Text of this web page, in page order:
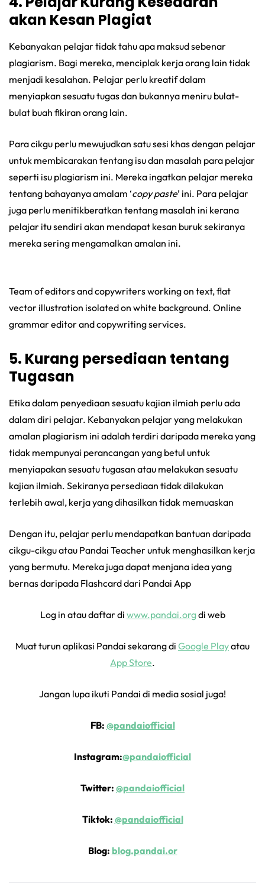
akan Kesan Plagiat
Kebanyakan pelajar tidak tahu apa maksud sebenar
plagiarism. Bagi mereka, menciplak kerja orang lain tidak
menjadi kesalahan. Pelajar perlu kreatif dalam
menyiapkan sesuatu tugas dan bukannya meniru bulat-
bulat buah fikiran orang lain.
Para cikgu perlu mewujudkan satu sesi khas dengan pelajar
untuk membicarakan tentang isu dan masalah para pelajar
seperti isu plagiarism ini. Mereka ingatkan pelajar mereka
tentang bahayanya amalam ‘copy paste’ ini. Para pelajar
juga perlu menitikberatkan tentang masalah ini kerana
pelajar itu sendiri akan mendapat kesan buruk sekiranya
mereka sering mengamalkan amalan ini.
Team of editors and copywriters working on text, flat
vector illustration isolated on white background. Online
grammar editor and copywriting services.
5. Kurang persediaan tentang
Tugasan
Etika dalam penyediaan sesuatu kajian ilmiah perlu ada
dalam diri pelajar. Kebanyakan pelajar yang melakukan
amalan plagiarism ini adalah terdiri daripada mereka yang
tidak mempunyai perancangan yang betul untuk
menyiapakan sesuatu tugasan atau melakukan sesuatu
kajian ilmiah. Sekiranya persediaan tidak dilakukan
terlebih awal, kerja yang dihasilkan tidak memuaskan
Dengan itu, pelajar perlu mendapatkan bantuan daripada
cikgu-cikgu atau Pandai Teacher untuk menghasilkan kerja
yang bermutu. Mereka juga dapat menjana idea yang
bernas daripada Flashcard dari Pandai App
Log in atau daftar di www.pandai.orgdi web
Muat turun aplikasi Pandai sekarang di Google Playatau
App Store.
Jangan lupa ikuti Pandai di media sosial juga!
FB: @pandaiofficial
Instagram:@pandaiofficial
Twitter: @pandaiofficial
Tiktok: @pandaiofficial
Blog: blog.pandai.or